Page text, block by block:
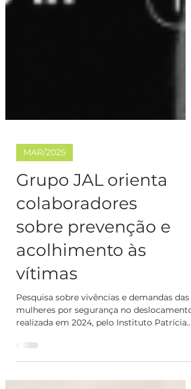
MAR/2025
Grupo JAL orienta
colaboradores
sobre prevenção e
acolhimento às
vítimas
Pesquisa sobre vivências e demandas das
Galvão, indica...